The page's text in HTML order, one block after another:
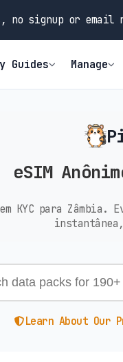
no signup or email
Guides Manage
eSIM
KYC para
Learn About Our